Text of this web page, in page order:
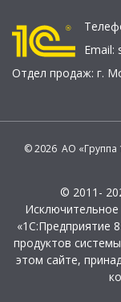
Email:
Отдел продаж: г.
© 2026 АО «Группа
© 2011-
«1С:Предприятие
продуктов
этом сайте,